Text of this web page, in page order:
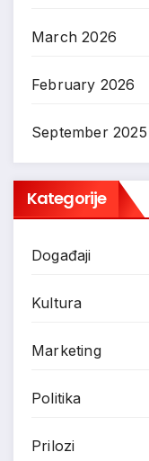
March 2026
February 2026
September 2025
Kategorije
Događaji
Kultura
Marketing
Politika
Prilozi